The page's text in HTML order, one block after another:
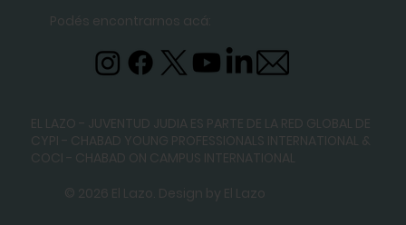
Podés encontrarnos acá:
© 2026 El Lazo. Design by El Lazo
EL LAZO - JUVENTUD JUDIA ES PARTE DE LA RED GLOBAL DE
CYPI - CHABAD YOUNG PROFESSIONALS INTERNATIONAL &
COCI - CHABAD ON CAMPUS INTERNATIONAL